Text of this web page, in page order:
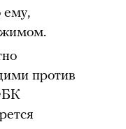
ему,
против